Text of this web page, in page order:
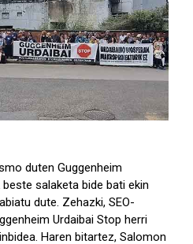
duten Guggenheim
salaketa bide bati ekin
dute. Zehazki, SEO-
Urdaibai Stop herri
Haren bitartez, Salomon